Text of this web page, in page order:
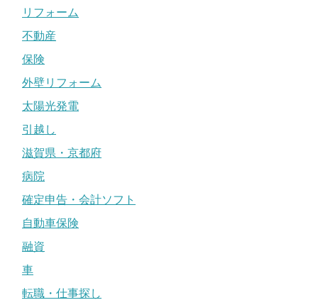
リフォーム
不動産
保険
外壁リフォーム
太陽光発電
引越し
滋賀県・京都府
病院
確定申告・会計ソフト
自動車保険
融資
車
転職・仕事探し